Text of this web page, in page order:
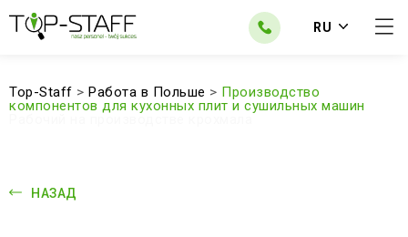
RU
Top-Staff > Работа в Польше > Производство
компонентов для кухонных плит и сушильных машин
НАЗАД